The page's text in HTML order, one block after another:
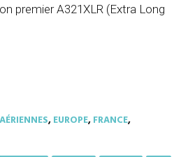
premier A321XLR (Extra Long
,EUROPE,FRANCE,